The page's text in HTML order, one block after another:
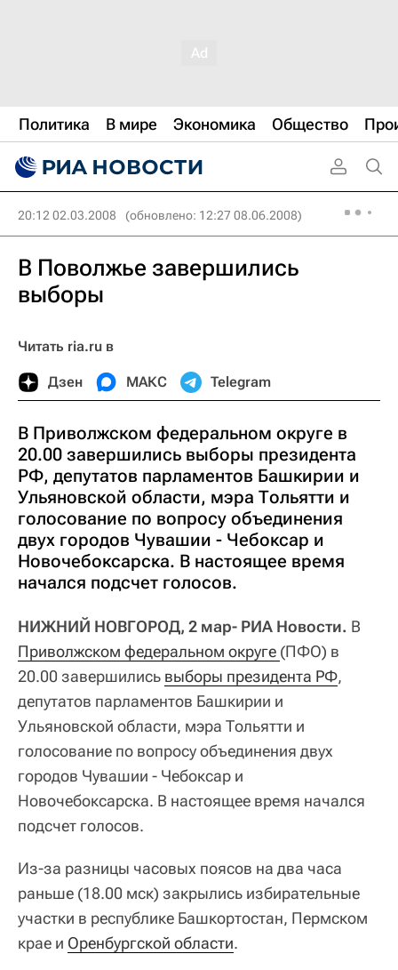
Политика В мире Экономика Общество
20:12 02.03.2008 (обновлено: 12:27 08.06.2008)
В Поволжье завершились
выборы
Читать ria.ru в
Дзен МАКС Telegram
В Приволжском федеральном округе в
20.00 завершились выборы президента
РФ, депутатов парламентов Башкирии и
Ульяновской области, мэра Тольятти и
голосование по вопросу объединения
двух городов Чувашии - Чебоксар и
Новочебоксарска. В настоящее время
начался подсчет голосов.
НИЖНИЙ НОВГОРОД, 2 мар- РИА Новости. В
Приволжском федеральном округе (ПФО) в
20.00 завершились выборы президента РФ,
депутатов парламентов Башкирии и
Ульяновской области, мэра Тольятти и
голосование по вопросу объединения двух
городов Чувашии - Чебоксар и
Новочебоксарска. В настоящее время начался
подсчет голосов.
Из-за разницы часовых поясов на два часа
раньше (18.00 мск) закрылись избирательные
участки в республике Башкортостан, Пермском
крае и Оренбургской области.